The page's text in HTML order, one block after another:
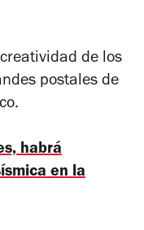
de los
postales de
habrá
en la